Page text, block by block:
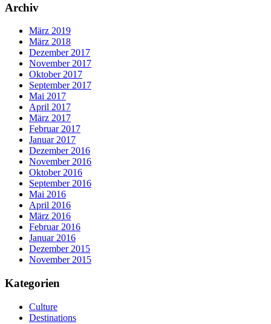
Archiv
März 2019
März 2018
Dezember 2017
November 2017
Oktober 2017
September 2017
Mai 2017
April 2017
März 2017
Februar 2017
Januar 2017
Dezember 2016
November 2016
Oktober 2016
September 2016
Mai 2016
April 2016
März 2016
Februar 2016
Januar 2016
Dezember 2015
November 2015
Kategorien
Culture
Destinations